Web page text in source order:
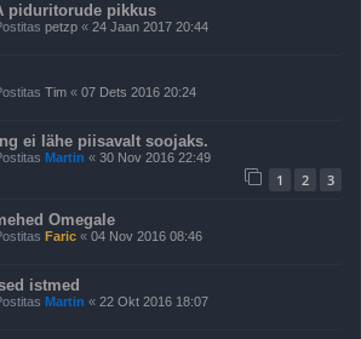
piduritorude pikkus
petzp « 24 Jaan 2017 20:44
Tim « 07 Dets 2016 20:24
ei lähe piisavalt soojaks.
Martin « 30 Nov 2016 22:49
1 2 3
Omegale
Faric « 04 Nov 2016 08:46
istmed
Martin « 22 Okt 2016 18:07